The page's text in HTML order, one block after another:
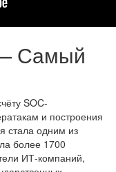
Самый
SOC-
и построения
стала одним из
более 1700
ИТ-компаний,